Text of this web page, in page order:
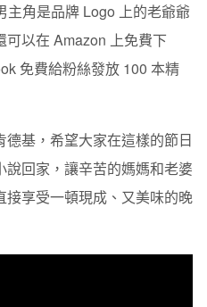
主角是品牌 Logo 上的老爺爺
以在 Amazon 上免費下
免費給粉絲發放 100 本精
基，希望大家在這樣的節日
回家，讓辛苦的媽媽和老婆
享受一頓現成、又美味的晚